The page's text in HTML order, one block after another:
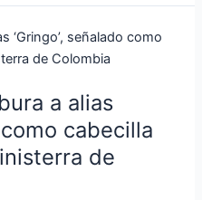
a alias
como cabecilla
de